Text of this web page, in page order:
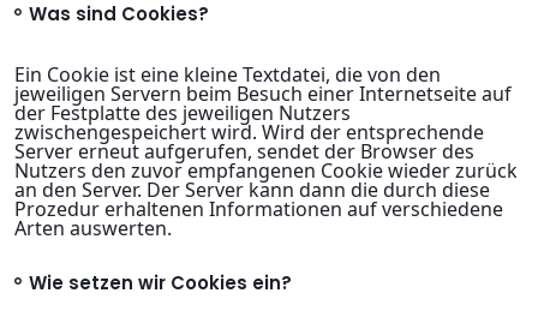
Was sind Cookies?
Ein Cookie ist eine kleine Textdatei, die von den
jeweiligen Servern beim Besuch einer Internetseite auf
der Festplatte des jeweiligen Nutzers
zwischengespeichert wird. Wird der entsprechende
Server erneut aufgerufen, sendet der Browser des
Nutzers den zuvor empfangenen Cookie wieder zurück
an den Server. Der Server kann dann die durch diese
Prozedur erhaltenen Informationen auf verschiedene
Arten auswerten.
Wie setzen wir Cookies ein?